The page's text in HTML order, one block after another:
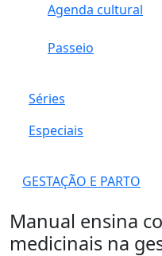
Agenda cultural
Passeio
Séries
Especiais
GESTAÇÃO E PARTO
Manual ensina
medicinais na